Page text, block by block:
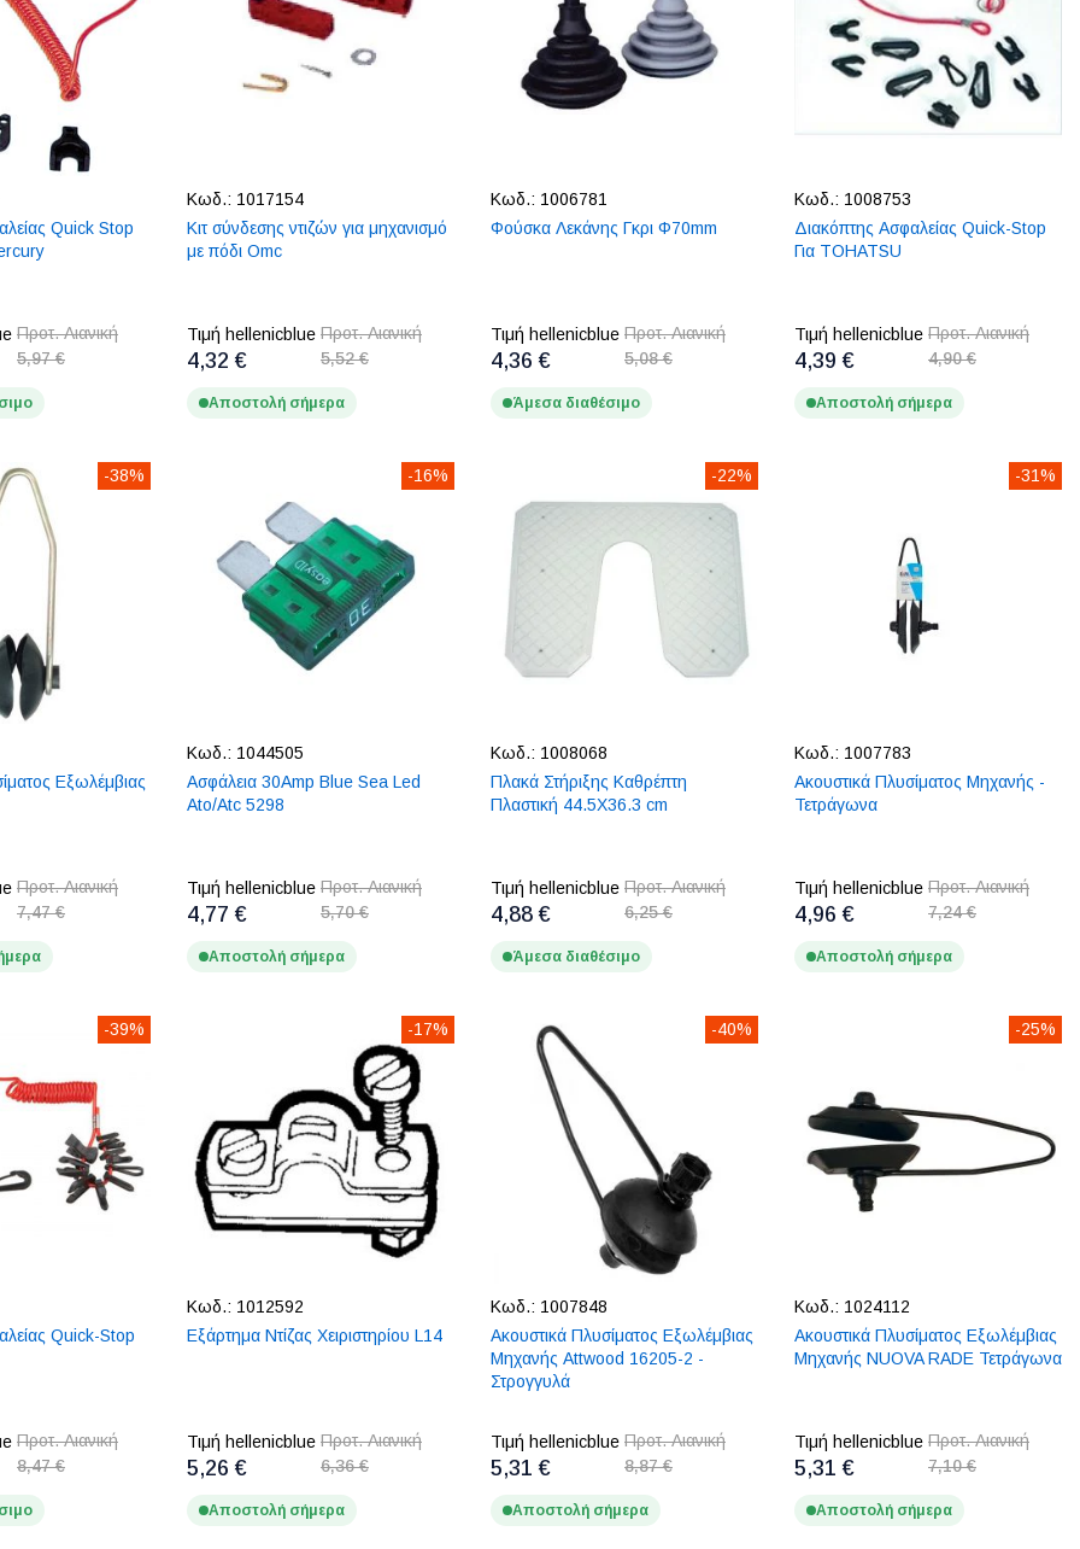
Quick Stop
Προτ. Λιανική
5,97 €
Κωδ.: 1017154
Κιτ σύνδεσης ντιζών για μηχανισμό
με πόδι Omc
Τιμή hellenicblue
4,32 €
Προτ. Λιανική
5,52 €
Αποστολή σήμερα
Κωδ.: 1006781
Φούσκα Λεκάνης Γκρι Φ70mm
Τιμή hellenicblue
4,36 €
Προτ. Λιανική
5,08 €
Άμεσα διαθέσιμο
Κωδ.: 1008753
Διακόπτης Ασφαλείας Quick-Stop
Για TOHATSU
Τιμή hellenicblue
4,39 €
Προτ. Λιανική
4,90 €
Αποστολή σήμερα
-38%
Εξωλέμβιας
Προτ. Λιανική
7,47 €
-16%
Κωδ.: 1044505
Ασφάλεια 30Amp Blue Sea Led
Ato/Atc 5298
Τιμή hellenicblue
4,77 €
Προτ. Λιανική
5,70 €
Αποστολή σήμερα
-22%
Κωδ.: 1008068
Πλακά Στήριξης Καθρέπτη
Πλαστική 44.5X36.3 cm
Τιμή hellenicblue
4,88 €
Προτ. Λιανική
6,25 €
Άμεσα διαθέσιμο
-31%
Κωδ.: 1007783
Ακουστικά Πλυσίματος Μηχανής -
Τετράγωνα
Τιμή hellenicblue
4,96 €
Προτ. Λιανική
7,24 €
Αποστολή σήμερα
-39%
Quick-Stop
Προτ. Λιανική
8,47 €
-17%
Κωδ.: 1012592
Εξάρτημα Ντίζας Χειριστηρίου L14
Τιμή hellenicblue
5,26 €
Προτ. Λιανική
6,36 €
Αποστολή σήμερα
-40%
Κωδ.: 1007848
Ακουστικά Πλυσίματος Εξωλέμβιας
Μηχανής Attwood 16205-2 -
Στρογγυλά
Τιμή hellenicblue
5,31 €
Προτ. Λιανική
8,87 €
Αποστολή σήμερα
-25%
Κωδ.: 1024112
Ακουστικά Πλυσίματος Εξωλέμβιας
Μηχανής NUOVA RADE Τετράγωνα
Τιμή hellenicblue
5,31 €
Προτ. Λιανική
7,10 €
Αποστολή σήμερα